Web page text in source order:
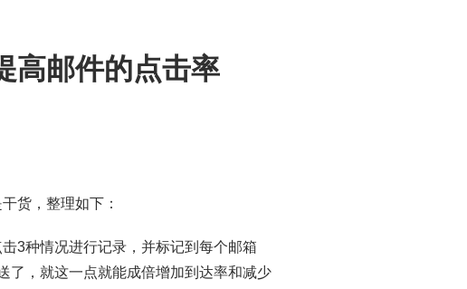
高邮件的点击率
货，整理如下：
3种情况进行记录，并标记到每个邮箱
了，就这一点就能成倍增加到达率和减少